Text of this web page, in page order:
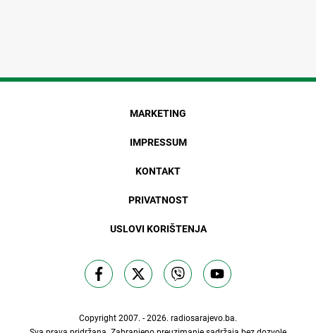
MARKETING
IMPRESSUM
KONTAKT
PRIVATNOST
USLOVI KORIŠTENJA
Copyright 2007. - 2026. radiosarajevo.ba.